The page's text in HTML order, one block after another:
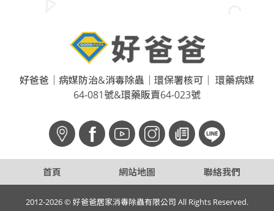
好爸爸｜病媒防治&消毒除蟲｜環保署核可｜ 環藥病媒
64-081號&環藥販賣64-023號
f
首頁 網站地圖 聯絡我們
2012-2026 © 好爸爸居家消毒除蟲有限公司 All Rights Reserved.